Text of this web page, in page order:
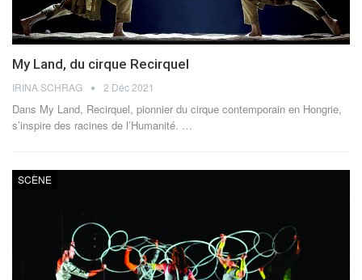
My Land, du cirque Recirquel
IRINA SCHRAG 2 Déc 2021
Dans My Land, Recirquel, pionnier du cirque contemporain en Hongrie,
s’inspire des racines de l’Humanité. …
SCÈNE